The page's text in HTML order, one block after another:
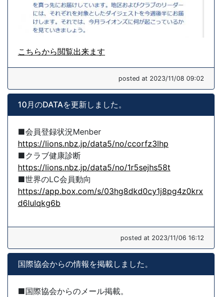
こちらから閲覧出来ます
posted at 2023/11/08 09:02
10月のDATAを更新しました。
■会員登録状況Menber
https://lions.nbz.jp/data5/no/ccorfz3lhp
■クラブ健康診断
https://lions.nbz.jp/data5/no/1r5sejhs58t
■世界のLC会員動向
https://app.box.com/s/03hg8dkd0cy1j8pg4z0krx
d6lulqkg6b
posted at 2023/11/06 16:12
国際協会からの情報を掲載しました。
■国際協会からのメール掲載。